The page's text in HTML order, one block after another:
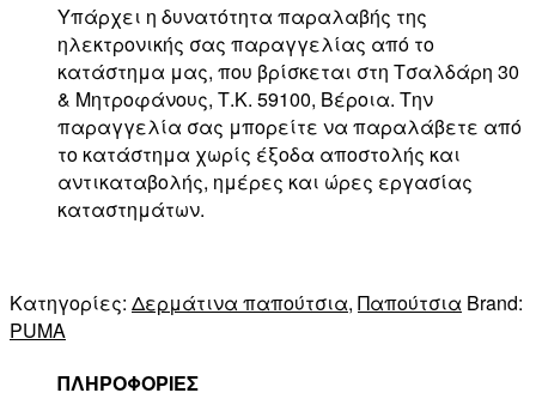
Υπάρχει η δυνατότητα παραλαβής της
ηλεκτρονικής σας παραγγελίας από το
κατάστημα μας, που βρίσκεται στη Τσαλδάρη 30
& Μητροφάνους, Τ.Κ. 59100, Βέροια. Την
παραγγελία σας μπορείτε να παραλάβετε από
το κατάστημα χωρίς έξοδα αποστολής και
αντικαταβολής, ημέρες και ώρες εργασίας
καταστημάτων.
Κατηγορίες: Δερμάτινα παπούτσια, Παπούτσια Brand:
PUMA
ΠΛΗΡΟΦΟΡΙΕΣ